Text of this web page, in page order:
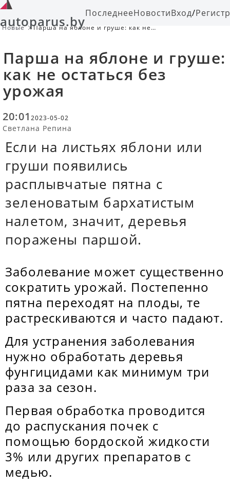
autoparus.byПоследнееНовостиВход/
Новые
Парша на яблоне и груше: как не
Парша на яблоне и груше:
как не остаться без
урожая
20:01 2023-05-02
Светлана Репина
Если на листьях яблони или
груши появились
расплывчатые пятна с
зеленоватым бархатистым
налетом, значит, деревья
поражены паршой.
Заболевание может существенно
сократить урожай. Постепенно
пятна переходят на плоды, те
растрескиваются и часто падают.
Для устранения заболевания
нужно обработать деревья
фунгицидами как минимум три
раза за сезон.
Первая обработка проводится
до распускания почек с
помощью бордоской жидкости
3% или других препаратов с
медью.